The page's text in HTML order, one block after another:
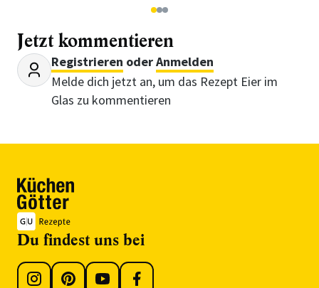
123
Jetzt kommentieren
Registrieren oderAnmelden
Melde dich jetzt an, um das Rezept Eier im
Glas zu kommentieren
Du findest uns bei